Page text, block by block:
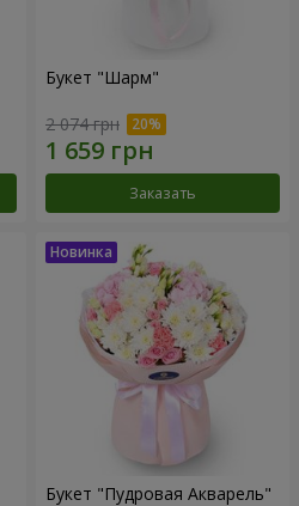
Букет "Шарм"
2 074 грн
Заказать
Букет "Пудровая Акварель"